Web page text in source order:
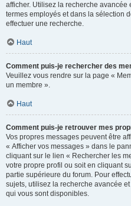
afficher. Utilisez la recherche avancée
termes employés et dans la sélection
effectuer une recherche.
Haut
Comment puis-je rechercher des
Veuillez vous rendre sur la page «
un membre ».
Haut
Comment puis-je retrouver mes
Vos propres messages peuvent être
« Afficher vos messages » dans le
cliquant sur le lien « Rechercher les
votre propre profil ou soit en cliquant
partie supérieure du forum. Pour
sujets, utilisez la recherche avancée
qui vous sont disponibles.